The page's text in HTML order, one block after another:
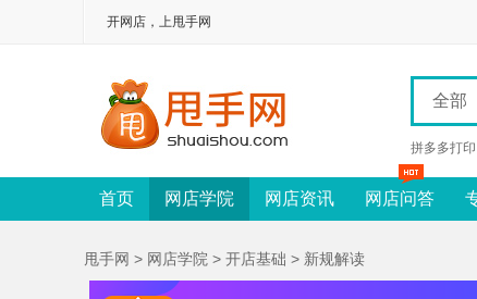
开网店，上甩手网
全部
拼多多打印
首页 网店学院 网店资讯 网店问答
甩手网 > 网店学院 > 开店基础 > 新规解读